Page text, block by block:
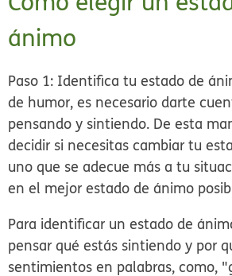
ánimo
Paso 1: Identifica tu estado de
de humor, es necesario darte
pensando y sintiendo. De esta
decidir si necesitas cambiar tu
uno que se adecue más a tu
en el mejor estado de ánimo
Para identificar un estado de
pensar qué estás sintiendo y por
sentimientos en palabras, como,